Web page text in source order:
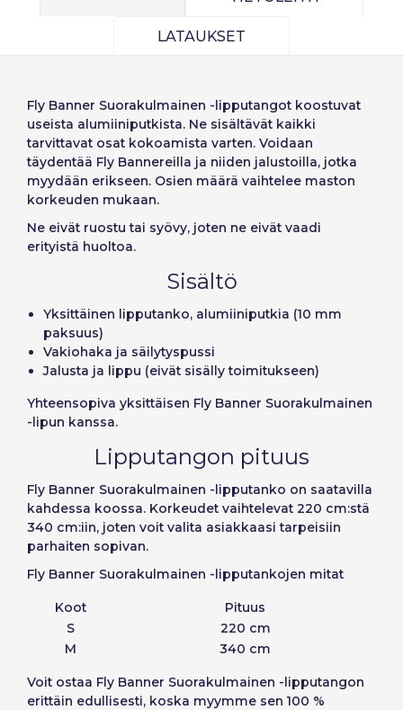
Kirjaudu sisään
Käyttäjä (VAT):
Salasana:
Muista salasana: Kyllä Ei
Pääsy
Luo tili
Valitse kieli
Português
Deutsch
Sverige
Denmark
Slovenija
Slovenčina (Slovak)
Norway
LATAUKSET
Fly Banner Suorakulmainen -lipputangot koostuvat
useista alumiiniputkista. Ne sisältävät kaikki
tarvittavat osat kokoamista varten. Voidaan
täydentää Fly Bannereilla ja niiden jalustoilla, jotka
myydään erikseen. Osien määrä vaihtelee maston
korkeuden mukaan.
Ne eivät ruostu tai syövy, joten ne eivät vaadi
erityistä huoltoa.
Sisältö
Yksittäinen lipputanko, alumiiniputkia (10 mm
paksuus)
Vakiohaka ja säilytyspussi
Jalusta ja lippu (eivät sisälly toimitukseen)
Yhteensopiva yksittäisen Fly Banner Suorakulmainen
-lipun kanssa.
Lipputangon pituus
Fly Banner Suorakulmainen -lipputanko on saatavilla
kahdessa koossa. Korkeudet vaihtelevat 220 cm:stä
340 cm:iin, joten voit valita asiakkaasi tarpeisiin
parhaiten sopivan.
Fly Banner Suorakulmainen -lipputankojen mitat
Koot
Pituus
S
220 cm
M
340 cm
Voit ostaa Fly Banner Suorakulmainen -lipputangon
erittäin edullisesti, koska myymme sen 100 %
Precios por unidad
Yksikköhinta
Alkaen1 −1,00 €
Añadiendo producto al carrito